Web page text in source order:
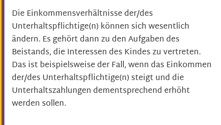
Die Einkommensverhältnisse der/des
Unterhaltspflichtige(n) können sich wesentlich
ändern. Es gehört dann zu den Aufgaben des
Beistands, die Interessen des Kindes zu vertreten.
Das ist beispielsweise der Fall, wenn das Einkommen
der/des Unterhaltspflichtige(n) steigt und die
Unterhaltszahlungen dementsprechend erhöht
werden sollen.